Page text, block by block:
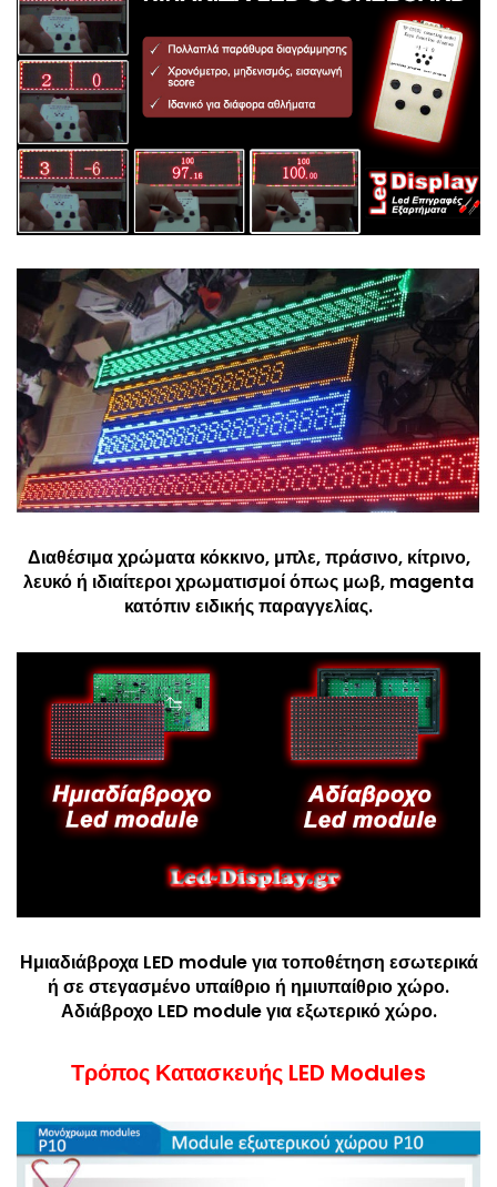
Διαθέσιμα χρώματα κόκκινο, μπλε, πράσινο, κίτρινο,
λευκό ή ιδιαίτεροι χρωματισμοί όπως μωβ, magenta
κατόπιν ειδικής παραγγελίας.
Ημιαδιάβροχα LED module για τοποθέτηση εσωτερικά
ή σε στεγασμένο υπαίθριο ή ημιυπαίθριο χώρο.
Αδιάβροχο LED module για εξωτερικό χώρο.
Τρόπος Κατασκευής LED Modules